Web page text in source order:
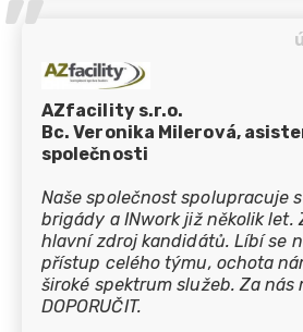
’’
AZfacility s.r.o.
Bc. Veronika Milerová,
společnosti
Naše společnost spolupracuje
brigády a INwork již několik let.
hlavní zdroj kandidátů. Líbí se
přístup celého týmu, ochota
široké spektrum služeb. Za
DOPORUČIT.